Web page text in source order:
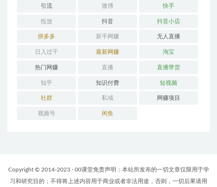
引流 微博 快手
投放 抖音 抖音小店
拼多多 新手网赚 无人直播
日入过千 最新网赚 淘宝
热门网赚 直播 直播带货
知乎 知识付费 短视频
社群 私域 网赚项目
视频号 闲鱼
Copyright © 2014-2023 · 00课堂免责声明：本站所发布的一切文章仅限用于学
习和研究目的；不得将上述内容用于商业或者非法用途，否则，一切后果请用